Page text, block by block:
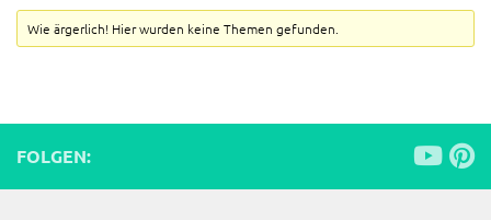
Wie ärgerlich! Hier wurden keine Themen gefunden.
FOLGEN: